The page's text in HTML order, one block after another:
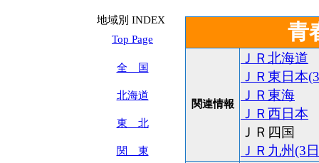
地域別 INDEX
Top Page
全 国
北海道
東 北
関 東
青
関連情報
ＪＲ北海道
ＪＲ東日本
ＪＲ東海
ＪＲ西日本
ＪＲ四国
ＪＲ九州(3